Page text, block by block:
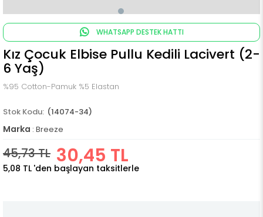
WHATSAPP DESTEK HATTI
Kız Çocuk Elbise Pullu Kedili Lacivert (2-
6 Yaş)
%95 Cotton-Pamuk %5 Elastan
(14074-34)
Marka : Breeze
45,73 TL 30,45 TL
5,08 TL 'den başlayan taksitlerle